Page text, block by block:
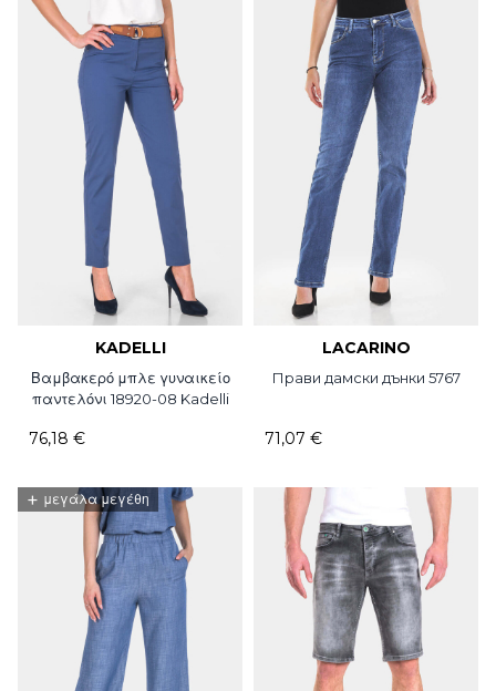
KADELLI
Βαμβακερό μπλε γυναικείο
παντελόνι 18920-08 Kadelli
76,18 €
LACARINO
Прави дамски дънки 5767
71,07 €
+ μεγάλα μεγέθη